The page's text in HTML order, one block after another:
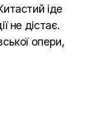
іде
не дістає.
опери,